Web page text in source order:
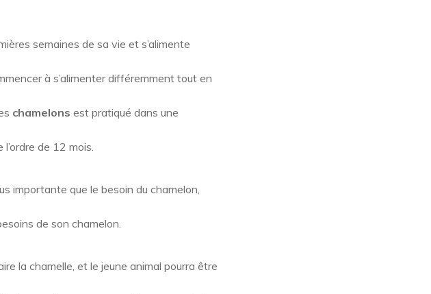
semaines de sa vie et s’alimente
à s’alimenter différemment tout en
chamelons est pratiqué dans une
de 12 mois.
importante que le besoin du chamelon,
de son chamelon.
la chamelle, et le jeune animal pourra être